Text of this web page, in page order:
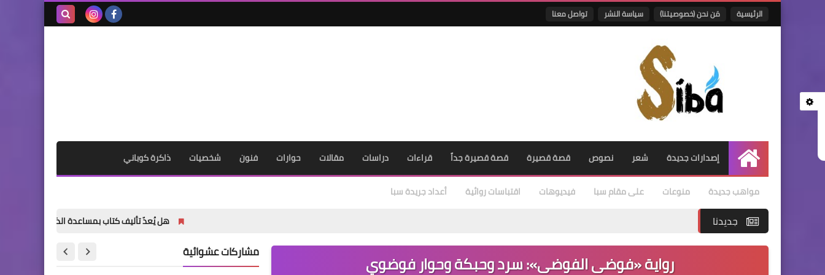
الرئيسية مَن نحن (خصوصيتنا) سياسة النشر تواصل معنا
الرئيسية
إصدارات جديدة شعر نصوص قصة قصيرة قصة قصيرة جداً قراءات دراسات مقالات حوارات فنون شخصيات ذاكرة كوباني
مواهب جديدة منوعات على مقام سبا فيديوهات اقتباسات روائية أعداد جريدة سبا
جديدنا هل يُعدّ تأليف كتاب بمساعدة الذكاء الاصطناعي أمراً خاطئاً؟
رواية «فوضى الفوضى»: سرد وحبكة وحوار فوضوي مشاركات عشوائية